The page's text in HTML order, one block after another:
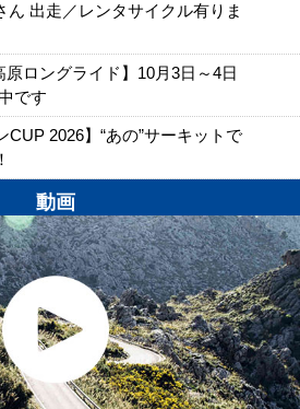
ん 出走／レンタサイクル有りま
原ロングライド】10月3日～4日
です
CUP 2026】“あの”サーキットで
動画